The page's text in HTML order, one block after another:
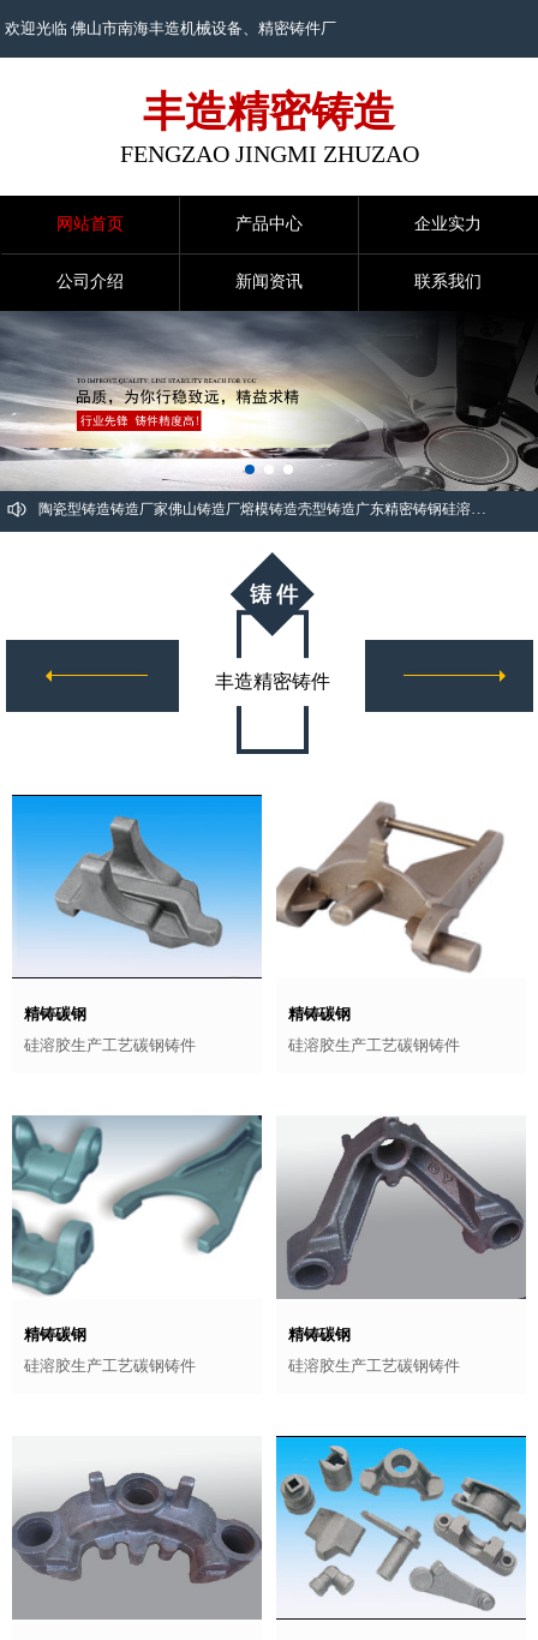
欢迎光临 佛山市南海丰造机械设备、精密铸件厂
丰造精密铸造
FENGZAO JINGMI ZHUZAO
网站首页 产品中心 企业实力
公司介绍 新闻资讯 联系我们
陶瓷型铸造铸造厂家佛山铸造厂熔模铸造壳型铸造广东精密铸钢硅溶胶精密铸造
丰造精密铸件
精铸碳钢
硅溶胶生产工艺碳钢铸件
精铸碳钢
硅溶胶生产工艺碳钢铸件
精铸碳钢
硅溶胶生产工艺碳钢铸件
精铸碳钢
硅溶胶生产工艺碳钢铸件